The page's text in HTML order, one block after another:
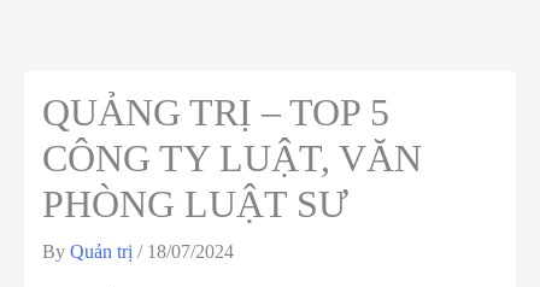
QUẢNG TRỊ – TOP 5
CÔNG TY LUẬT, VĂN
PHÒNG LUẬT SƯ
By Quản trị / 18/07/2024